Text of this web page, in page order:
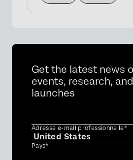
Get the latest news
events, research,
launches
Adresse e-mail professionnelle*
Pays*